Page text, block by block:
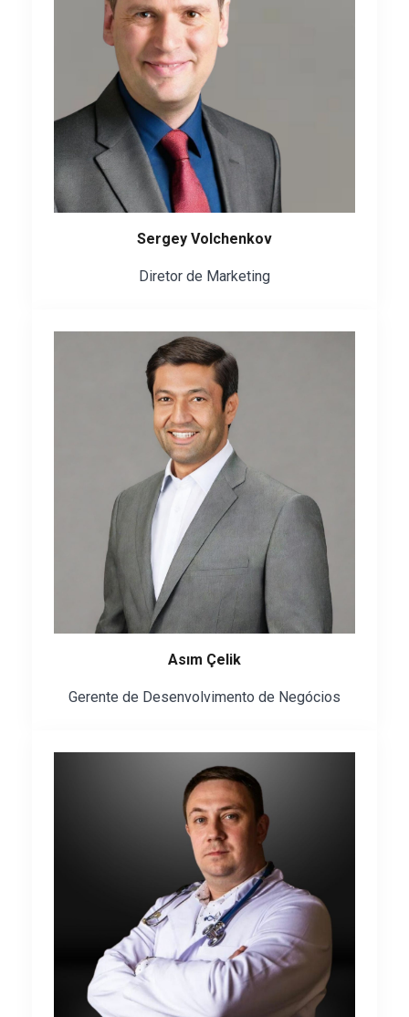
Sergey Volchenkov
Diretor de Marketing
Asım Çelik
Gerente de Desenvolvimento de Negócios